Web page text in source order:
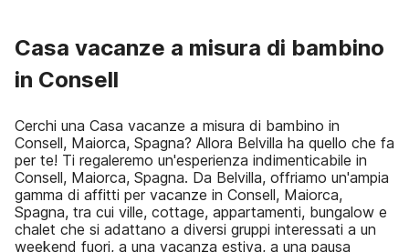
Casa vacanze a misura di bambino
in Consell
Cerchi una Casa vacanze a misura di bambino in
Consell, Maiorca, Spagna? Allora Belvilla ha quello che fa
per te! Ti regaleremo un'esperienza indimenticabile in
Consell, Maiorca, Spagna. Da Belvilla, offriamo un'ampia
gamma di affitti per vacanze in Consell, Maiorca,
Spagna, tra cui ville, cottage, appartamenti, bungalow e
chalet che si adattano a diversi gruppi interessati a un
weekend fuori, a una vacanza estiva, a una pausa